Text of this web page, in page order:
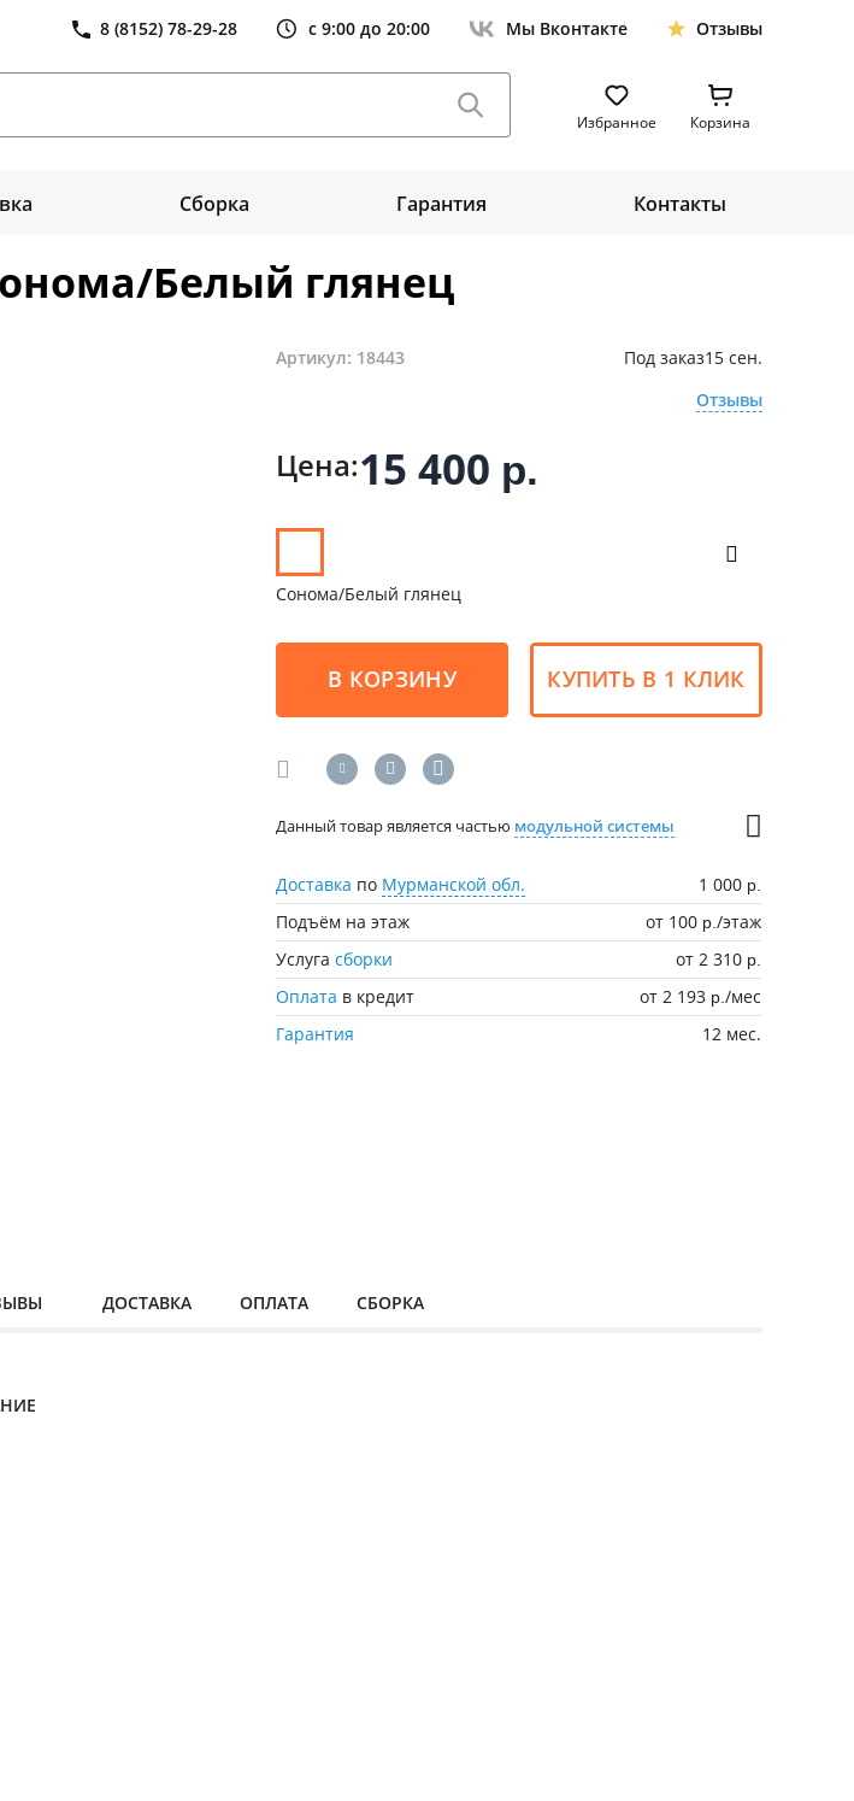
8 (8152) 78-29-28 с 9:00 до 20:00 Мы Вконтакте Отзывы
Избранное Корзина
Сборка Гарантия Контакты
Белый глянец
Артикул: 18443 Под заказ15 сен.
Отзывы
Цена:15 400 р.
Сонома/Белый глянец
В КОРЗИНУ КУПИТЬ В 1 КЛИК
Данный товар является частью модульной системы
Доставка по Мурманской обл. 1 000 р.
Подъём на этаж от 100 р./этаж
Услугасборки от 2 310 р.
Оплата в кредит от 2 193 р./мес
Гарантия
12 мес.
ДОСТАВКА ОПЛАТА СБОРКА